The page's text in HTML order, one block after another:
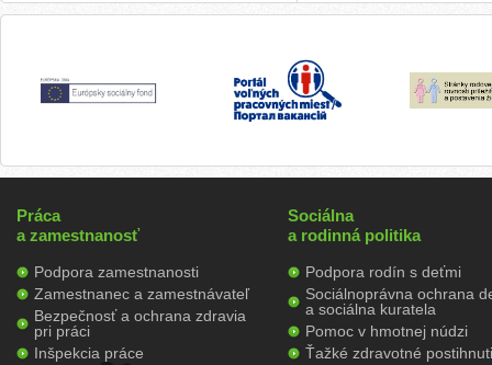
Práca
a zamestnanosť
Podpora zamestnanosti
Zamestnanec a zamestnávateľ
Bezpečnosť a ochrana zdravia
pri práci
Inšpekcia práce
Sociálna
a rodinná politika
Podpora rodín s deťmi
Sociálnoprávna ochrana
a sociálna kuratela
Pomoc v hmotnej núdzi
Ťažké zdravotné